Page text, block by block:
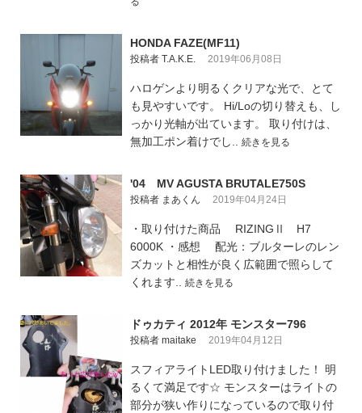
HONDA FAZE(MF11)
投稿者 T.A.K.E. 2019年06月08日
ハロゲンより明るくクリアな光で、とて
も見やすいです。 Hi/Loの切り替えも、し
っかり光軸が出ています。 取り付けは、
無加工ポン着けでし.. 続きを見る
'04 MV AGUSTA BRUTALE750S
投稿者 まあくん 2019年04月24日
・取り付けた商品 RIZINGⅡ H7
6000K ・感想 配光：ブルターレのレン
ズカットと相性が良く広範囲で照らして
くれます.. 続きを見る
ドゥカティ 2012年 モンスター796
投稿者 maitake 2019年04月12日
スフィアライトLED取り付けました！ 明
るくて満足です☆ モンスターはライトの
部分が狭い作りになっているので取り付